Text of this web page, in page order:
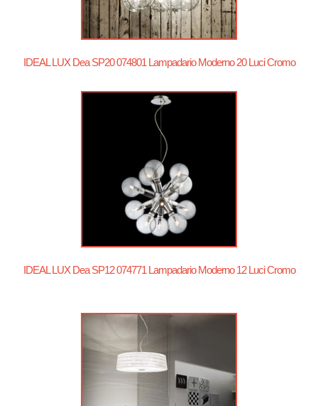
IDEAL LUX Dea SP20 074801 Lampadario Moderno 20 Luci Cromo
IDEAL LUX Dea SP12 074771 Lampadario Moderno 12 Luci Cromo